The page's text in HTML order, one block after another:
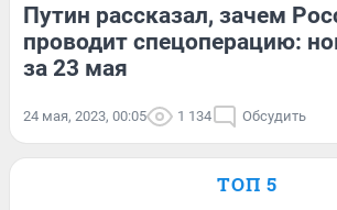
Путин рассказал, зачем
проводит спецоперацию:
за 23 мая
24 мая, 2023, 00:05 1 134 Обсудить
ТОП 5